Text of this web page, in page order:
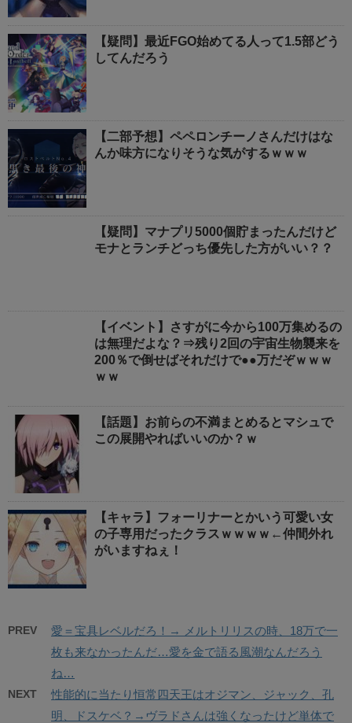
【疑問】最近FGO始めてる人って1.5部どう
してんだろう
【二部予想】ペペロンチーノさんだけはな
んか味方になりそうな気がするｗｗｗ
【疑問】マナプリ5000個貯まったんだけど
モナとランチどっち優先した方がいい？？
【イベント】さすがに今から100万集めるの
は無理だよな？⇒残り2回の宇宙生物襲来を
200％で倒せばそれだけで●●万だぞｗｗｗ
ｗｗ
【話題】お前らの不満まとめるとマシュで
この展開やればいいのか？ｗ
【キャラ】フォーリナーとかいう可愛い女
の子専用だったクラスｗｗｗｗ←仲間外れ
がいますねぇ！
PREV
愛＝宝具レベルだろ！→ メルトリリスの時、18万で一
枚も来なかったんだ…愛を金で語る風潮なんだろう
ね…
NEXT
性能的に当たり恒常四天王はオジマン、ジャック、孔
明、ドスケベ？→ヴラドさんは強くなったけど単体で